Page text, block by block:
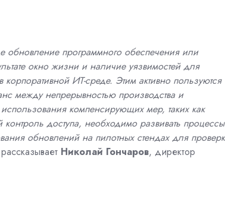
обновление программного обеспечения или
окно жизни и наличие уязвимостей для
ИТ-среде. Этим активно пользуются
между непрерывностью производства и
компенсирующих мер, таких как
контроль доступа, необходимо развивать процессы
обновлений на пилотных стендах для
Николай Гончаров, директор